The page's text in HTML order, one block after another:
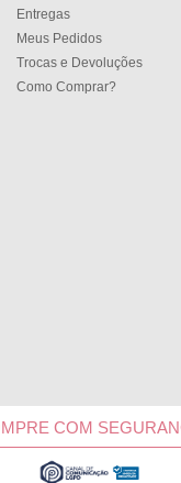
Entregas
Meus Pedidos
Trocas e Devoluções
Como Comprar?
COM